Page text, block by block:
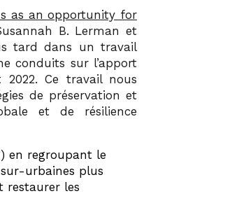
as an opportunity for
B. Lerman et
tard dans un travail
conduits sur l’apport
Ce travail nous
de préservation et
et de résilience
) en regroupant le
urbaines plus
restaurer les